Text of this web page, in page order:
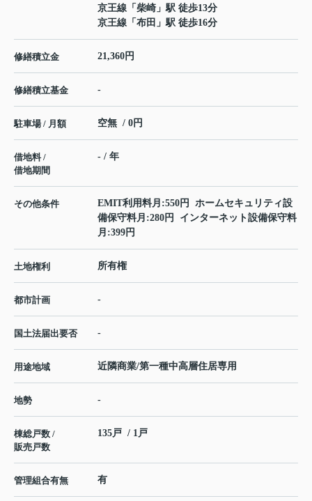
京王線 「柴崎 」駅 徒歩13分
京王線 「布田 」駅 徒歩16分
修繕積立金 21,360円
修繕積立基金 -
駐車場 / 月額 空無 / 0円
借地料 /
借地期間
- / 年
その他条件
EMIT利用料月:550円 ホームセキュリティ設
備保守料月:280円 インターネット設備保守料
月:399円
土地権利 所有権
都市計画 -
国土法届出要否 -
用途地域 近隣商業/第一種中高層住居専用
地勢 -
棟総戸数 /
販売戸数
135戸 / 1戸
管理組合有無 有